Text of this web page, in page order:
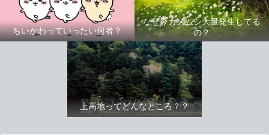
ちいかわっていったい何者？
なぜ今カメムシ大量発生してる
の？
上高地ってどんなところ？？